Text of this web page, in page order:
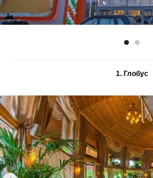
1. Глобус